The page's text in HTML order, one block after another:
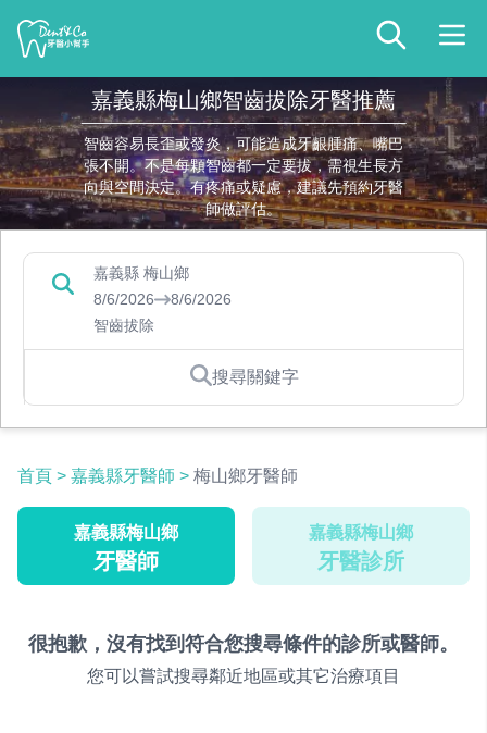
嘉義縣梅山鄉智齒拔除牙醫推薦
智齒容易長歪或發炎，可能造成牙齦腫痛、嘴巴
張不開。不是每顆智齒都一定要拔，需視生長方
向與空間決定。有疼痛或疑慮，建議先預約牙醫
師做評估。
嘉義縣 梅山鄉
8/6/2026
8/6/2026
智齒拔除
搜尋關鍵字
首頁 > 嘉義縣牙醫師 > 梅山鄉牙醫師
嘉義縣梅山鄉
牙醫師
嘉義縣梅山鄉
牙醫診所
很抱歉，沒有找到符合您搜尋條件的診所或醫師。
您可以嘗試搜尋鄰近地區或其它治療項目